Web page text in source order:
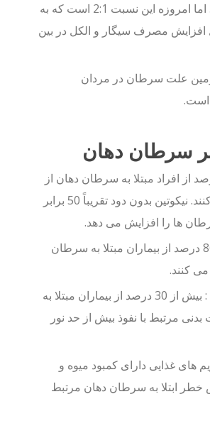
رنج می بردند (6:1). اما امروزه این نسبت 2:1 است که به
افزایش مصرف سیگار و الکل در بین
علت سرطان در مردان
سرطان دهان
90 درصد از افراد مبتلا به سرطان دهان از
تنباکو استفاده می کنند. نیکوتین بدون دود تقریباً 50 برابر
ها را افزایش می دهد.
75 تا 80 درصد از بیماران مبتلا به سرطان
کنند.
: بیش از 30 درصد از بیماران مبتلا به
مرتبط با نفوذ بیش از حد نور
غذایی دارای کمبود میوه و
ابتلا به سرطان دهان مرتبط